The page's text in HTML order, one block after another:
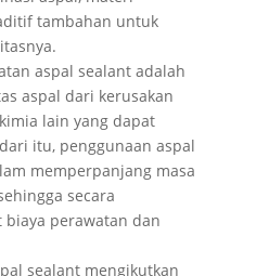
tambahan untuk
aspal sealant adalah
aspal dari kerusakan
lain yang dapat
itu, penggunaan aspal
memperpanjang masa
secara
perawatan dan
sealant mengikutkan